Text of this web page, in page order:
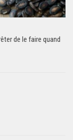
de le faire quand